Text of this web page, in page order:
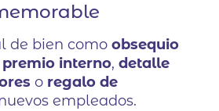
de bien comoobsequio
premio interno,detalle
o regalo de
empleados.